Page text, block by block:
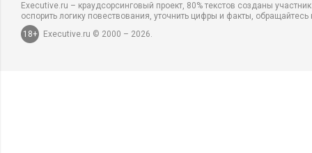
Executive.ru – краудсорсинговый проект, 80% текстов созданы
оспорить логику повествования, уточнить цифры и факты,
18+
Executive.ru © 2000 – 2026.